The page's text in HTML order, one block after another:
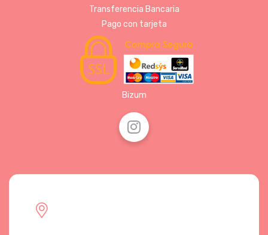
Transferencia Bancaria
Pago con tarjeta
Bizum